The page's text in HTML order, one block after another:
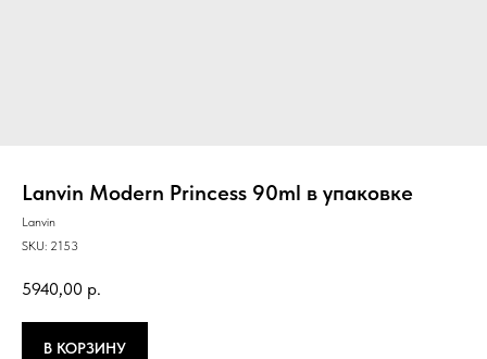
Lanvin Modern Princess 90ml в упаковке
Lanvin
SKU: 2153
5940,00 р.
В КОРЗИНУ